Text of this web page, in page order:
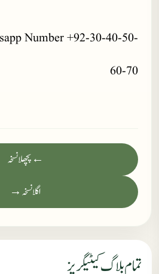
Number +92-30-40-50-
60-70
← پچھلا نسخہ
اگلا نسخہ →
تمام بلاگ کیٹیگریز